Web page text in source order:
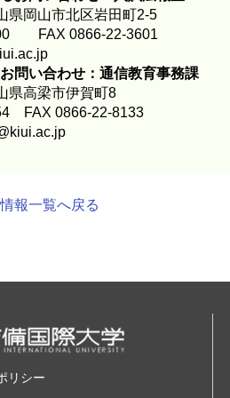
岡山市北区岩田町2-5
FAX 0866-22-3601
問い合わせ：通信教育事務課
高梁市伊賀町8
FAX 0866-22-8133
報一覧へ戻る
リシー